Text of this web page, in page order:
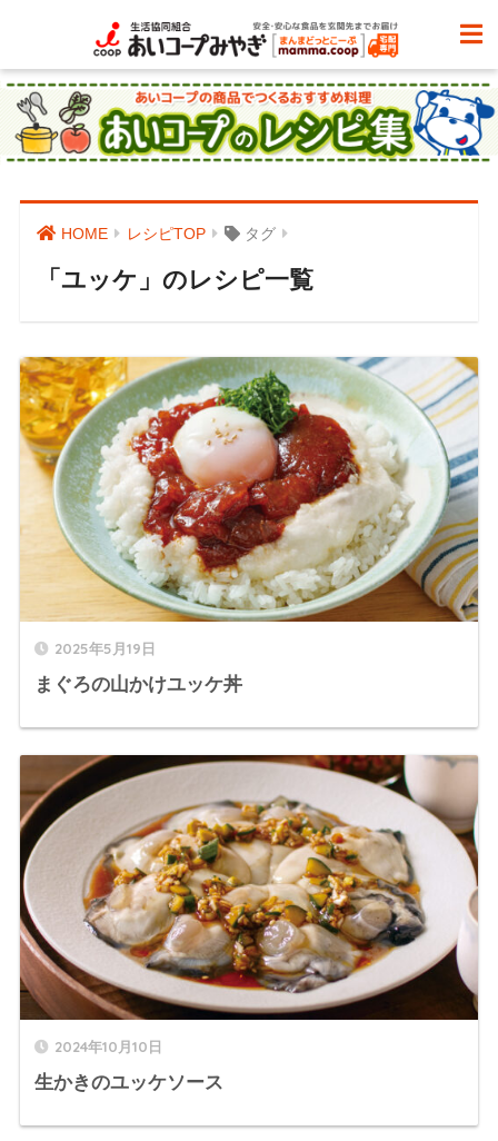
HOME レシピTOP タグ
「ユッケ」のレシピ一覧
2025年5月19日
まぐろの山かけユッケ丼
2024年10月10日
生かきのユッケソース